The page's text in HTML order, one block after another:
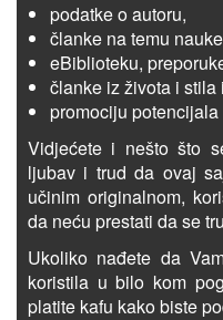
podatke o autoru,
članke na temu
eBiblioteku,
članke iz života i stila i
promociju
Vidjećete i nešto što
ljubav i trud da ovaj
učinim originalnom,
da neću prestati da se
Ukoliko nađete da
koristila u bilo kom
platite kafu kako biste